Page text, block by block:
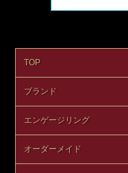
TOP
ブランド
エンゲージリング
オーダーメイド